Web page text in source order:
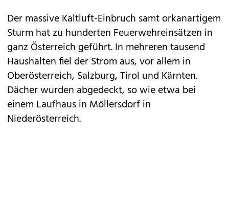
Der massive Kaltluft-Einbruch samt orkanartigem
Sturm hat zu hunderten Feuerwehreinsätzen in
ganz Österreich geführt. In mehreren tausend
Haushalten fiel der Strom aus, vor allem in
Oberösterreich, Salzburg, Tirol und Kärnten.
Dächer wurden abgedeckt, so wie etwa bei
einem Laufhaus in Möllersdorf in
Niederösterreich.